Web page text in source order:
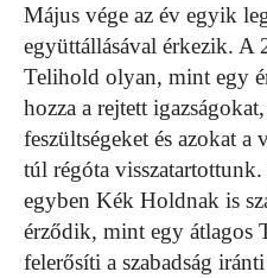
Május vége az év egyik
együttállásával érkezik.
Telihold olyan, mint egy
hozza a rejtett
feszültségeket és azokat a
túl régóta
egyben Kék Holdnak is
érződik, mint egy átlagos
felerősíti a szabadság